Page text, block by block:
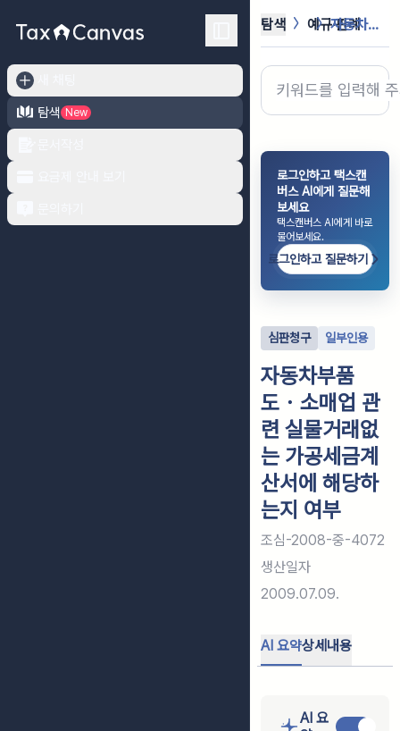
탐색
New
탐색 예규·판례 자동차부품도・소매업 관련 실물거래없는...
로그인하고 택스캔
버스 AI에게 질문해
보세요
택스캔버스 AI에게 바로
물어보세요.
로그인하고 질문하기
심판청구 일부인용
자동차부품
도・소매업 관
련 실물거래없
는 가공세금계
산서에 해당하
는지 여부
조심-2008-중-4072
생산일자
2009.07.09.
AI 요약상세내용
AI 요